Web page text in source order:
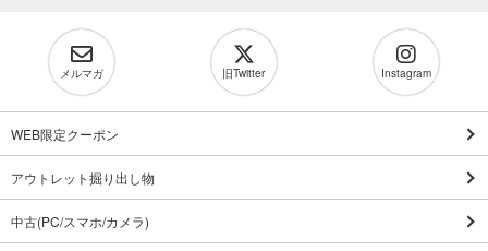
メルマガ 旧Twitter Instagram
WEB限定クーポン
アウトレット掘り出し物
中古(PC/スマホ/カメラ)